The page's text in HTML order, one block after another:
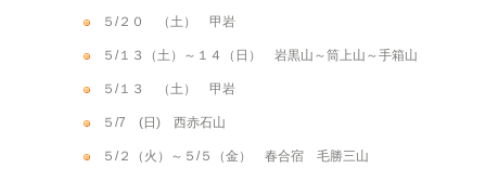
５/２０ （土） 甲岩
５/１３（土）～１４（日） 岩黒山～筒上山～手箱山
５/１３ （土） 甲岩
５/7 (日) 西赤石山
５/２（火）～５/５（金） 春合宿 毛勝三山